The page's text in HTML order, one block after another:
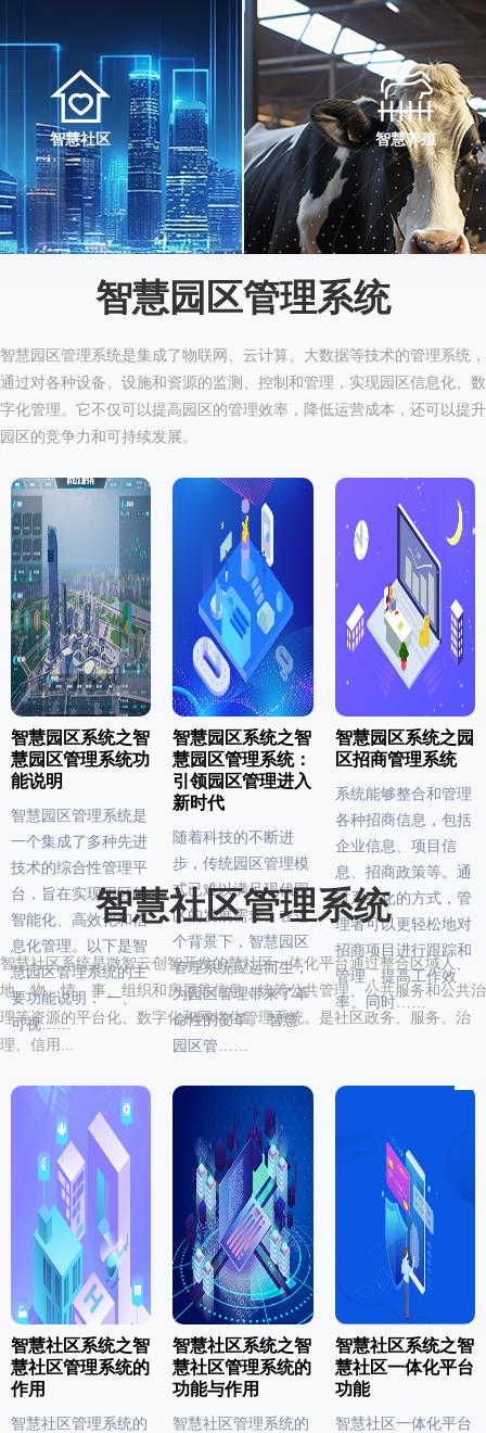
智慧社区 智慧养殖
智慧园区管理系统
智慧园区管理系统是集成了物联网、云计算、大数据等技术的管理系统，
通过对各种设备、设施和资源的监测、控制和管理，实现园区信息化、数
字化管理。它不仅可以提高园区的管理效率，降低运营成本，还可以提升
园区的竞争力和可持续发展。
智慧园区系统之智
慧园区管理系统功
能说明
智慧园区管理系统是
一个集成了多种先进
技术的综合性管理平
台，旨在实现园区的
智能化、高效化和信
息化管理。以下是智
慧园区管理系统的主
要功能说明： 一、
可视……
智慧园区系统之智
慧园区管理系统：
引领园区管理进入
新时代
随着科技的不断进
步，传统园区管理模
式已难以满足现代园
区的发展需求。在这
个背景下，智慧园区
管理系统应运而生，
为园区管理带来了革
命性的变革。 智慧
园区管……
智慧园区系统之园
区招商管理系统
系统能够整合和管理
各种招商信息，包括
企业信息、项目信
息、招商政策等。通
过系统化的方式，管
理者可以更轻松地对
招商项目进行跟踪和
管理，提高工作效
率。同时……
智慧社区管理系统
智慧社区系统是微智云创智开发的慧社区一体化平台通过整合区域人、
地、物、情、事、组织和房屋等信息，统筹公共管理、公共服务和公共治
理等资源的平台化、数字化和网格化管理系统。是社区政务、服务、治
理、信用...
智慧社区系统之智
慧社区管理系统的
作用
智慧社区管理系统的
智慧社区系统之智
慧社区管理系统的
功能与作用
智慧社区管理系统的
智慧社区系统之智
慧社区一体化平台
功能
智慧社区一体化平台